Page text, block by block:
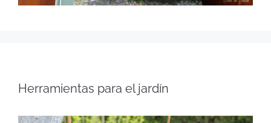
Herramientas para el jardín